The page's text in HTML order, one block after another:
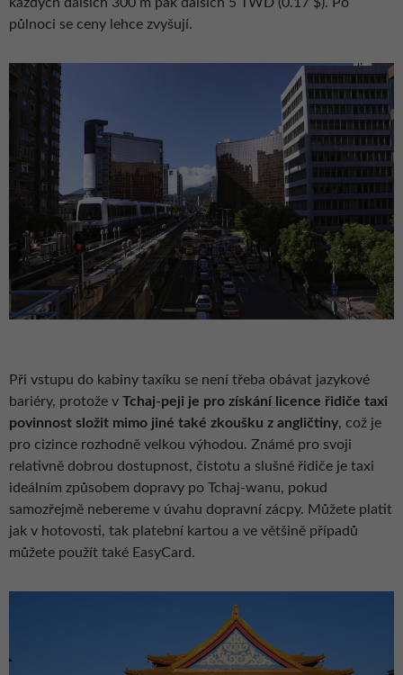
půlnoci se ceny lehce zvyšují.
Při vstupu do kabiny taxíku se není třeba obávat jazykové
bariéry, protože v Tchaj-peji je pro získání licence řidiče taxi
povinnost složit mimo jiné také zkoušku z angličtiny, což je
pro cizince rozhodně velkou výhodou. Známé pro svoji
relativně dobrou dostupnost, čistotu a slušné řidiče je taxi
ideálním způsobem dopravy po Tchaj-wanu, pokud
samozřejmě nebereme v úvahu dopravní zácpy. Můžete platit
jak v hotovosti, tak platební kartou a ve většině případů
můžete použít také EasyCard.